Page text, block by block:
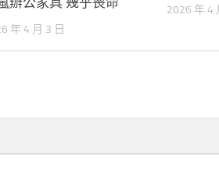
年 4 月 3 日
2026 年 4